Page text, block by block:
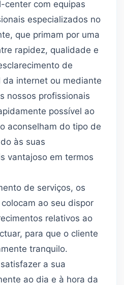
center com equipas
especializados no
que primam por uma
rapidez, qualidade e
de
da internet ou mediante
nossos profissionais
possível ao
aconselham do tipo de
às suas
vantajoso em termos
de serviços, os
ao seu dispor
relativos ao
para que o cliente
tranquilo.
a sua
ao dia e à hora da